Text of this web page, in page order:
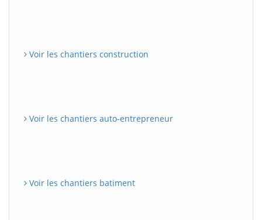
Voir les chantiers construction
Voir les chantiers auto-entrepreneur
Voir les chantiers batiment